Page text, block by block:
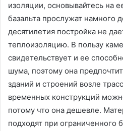
изоляции, основывайтесь на
базальта прослужат намного
десятилетия постройка не
теплоизоляцию. В пользу
свидетельствует и ее
шума, поэтому она
зданий и строений возле
временных конструкций
потому что она дешевле.
подходят при ограниченного